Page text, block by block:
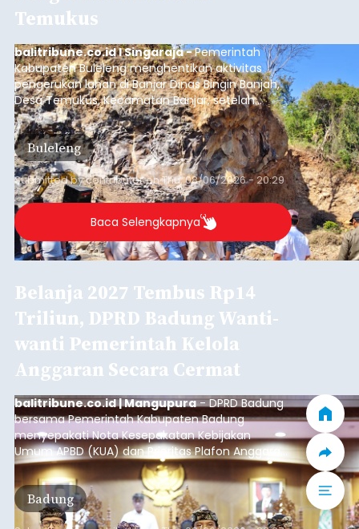
Temukus
balitribune.co.id I Singaraja -Pemerintah
Kabupaten Buleleng menghentikan aktivitas
pengerukan lahan di Banjar Dinas Bingin Banjah,
Desa Temukus, Kecamatan Banjar, setelah
ditemukan indikasi kegiatan pengambilan
material yang tidak sesuai dengan peruntukan
kawasan.
Buleleng
Submitted bycontributoronThu, 08/06/2026 - 20:29
Baca Selengkapnya
Belanja 2027 Tembus Rp14
Triliun, DPRD Badung Wanti-
wanti Pemerintah Kelola
Anggaran Secara Cermat
balitribune.co.id | Mangupura- DPRD Badung
bersama Pemerintah Kabupaten Badung
menyepakati Nota Kesepakatan Kebijakan
Umum APBD (KUA) dan Prioritas Plafon Anggaran
Sementara (PPAS) Tahun Anggaran 2027 dalam
rapat paripurna yang digelar di Gedung DPRD
Badung, Kamis (6/8/2026).
Badung